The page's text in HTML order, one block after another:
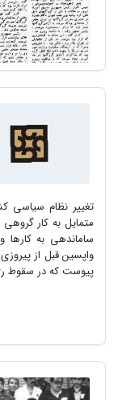
تغییر نظام سیاسی
متمایل به کار
ساماندهی به کارها
واپسین قبل از پیروزی
پیوست که در سقوط